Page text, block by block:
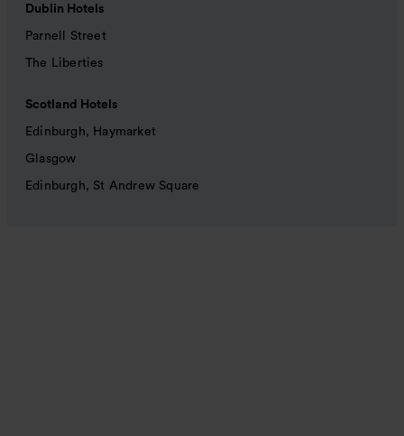
Dublin Hotels
Parnell Street
The Liberties
Scotland Hotels
Edinburgh, Haymarket
Glasgow
Edinburgh, St Andrew Square